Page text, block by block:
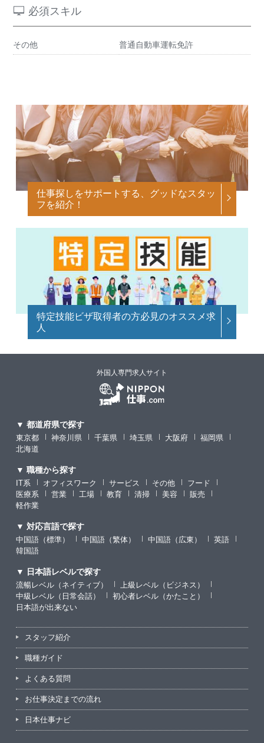
必須スキル
その他 普通自動車運転免許
仕事探しをサポートする、グッドなスタッ
フを紹介！
特定技能ビザ取得者の方必見のオススメ求
人
外国人専門求人サイト
▼ 都道府県で探す
東京都 神奈川県 千葉県 埼玉県 大阪府
福岡県
北海道
▼ 職種から探す
IT系 オフィスワーク サービス その他
フード
医療系
営業 工場 教育 清掃 美容
販売
軽作業
▼ 対応言語で探す
中国語（標準） 中国語（繁体） 中国語（広東）
英語
韓国語
▼ 日本語レベルで探す
流暢レベル（ネイティブ）
上級レベル（ビジネス）
中級レベル（日常会話）
初心者レベル（かたこと）
日本語が出来ない
スタッフ紹介
職種ガイド
よくある質問
お仕事決定までの流れ
日本仕事ナビ